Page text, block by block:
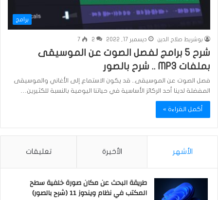
برامج
بوشريط صلاح الدين ديسمبر 17, 2022 2
7
شرح 5 برامج لفصل الصوت عن الموسيقى
بملفات MP3 .. شرح بالصور
فصل الصوت عن الموسيقى.. قد يكون الاستماع إلى الأغاني والموسيقى
المفضلة لدينا أحد الركائز الأساسية في حياتنا اليومية بالنسبة للكثيرين…
أكمل القراءة »
الأشهر الأخيرة تعليقات
طريقة البحث عن مكان صورة خلفية سطح
المكتب في نظام ويندوز 11 (شرح بالصور)